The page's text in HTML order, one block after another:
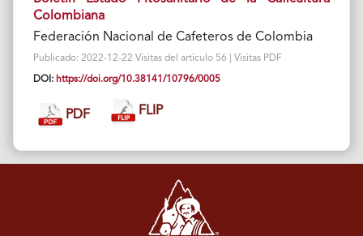
Colombiana
Federación Nacional de Cafeteros de Colombia
Publicado: 2022-12-22 Visitas del artículo 56 | Visitas PDF
DOI: https://doi.org/10.38141/10796/0005
PDF FLIP